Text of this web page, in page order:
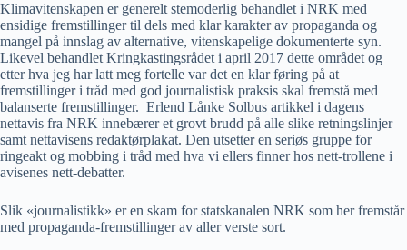
Klimavitenskapen er generelt stemoderlig behandlet i NRK med
ensidige fremstillinger til dels med klar karakter av propaganda og
mangel på innslag av alternative, vitenskapelige dokumenterte syn.
Likevel behandlet Kringkastingsrådet i april 2017 dette området og
etter hva jeg har latt meg fortelle var det en klar føring på at
fremstillinger i tråd med god journalistisk praksis skal fremstå med
balanserte fremstillinger. Erlend Lånke Solbus artikkel i dagens
nettavis fra NRK innebærer et grovt brudd på alle slike retningslinjer
samt nettavisens redaktørplakat. Den utsetter en seriøs gruppe for
ringeakt og mobbing i tråd med hva vi ellers finner hos nett-trollene i
avisenes nett-debatter.
Slik «journalistikk» er en skam for statskanalen NRK som her fremstår
med propaganda-fremstillinger av aller verste sort.